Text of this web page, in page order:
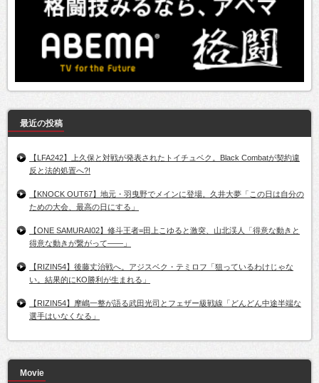
最近の投稿
【LFA242】上久保と対戦が発表されたトイチュベク。Black Combatが契約違
反と法的処置へ?!
【KNOCK OUT67】地元・羽曳野でメインに登場。久井大夢「この日は自分の
ための大会、最高の日にする」
【ONE SAMURAI02】修斗王者=田上こゆると激突、山北渓人「得意な動きと
得意な動きが繋がって――」
【RIZIN54】後藤丈治戦へ。アジスベク・テミロフ「狙っているわけじゃな
い。結果的にKO勝利が生まれる」
【RIZIN54】摩嶋一整が語る武田光司とフェザー級戦線「どんどん中途半端な
選手はいなくなる」
Movie